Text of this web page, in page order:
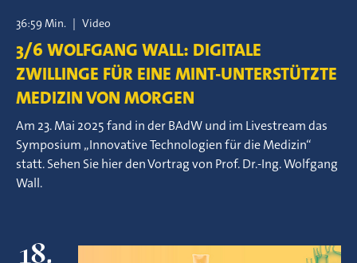
36:59 Min. | Video
3/6 WOLFGANG WALL: DIGITALE
ZWILLINGE FÜR EINE MINT-UNTERSTÜTZTE
MEDIZIN VON MORGEN
Am 23. Mai 2025 fand in der BAdW und im Livestream das
Symposium „Innovative Technologien für die Medizin“
statt. Sehen Sie hier den Vortrag von Prof. Dr.-Ing. Wolfgang
Wall.
18.